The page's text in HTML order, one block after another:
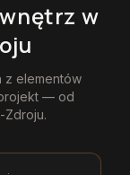
w
z elementów
— od
Zdroju.